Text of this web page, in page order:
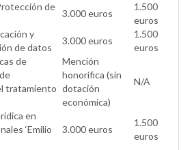
de
3.000 euros
1.500
euros
y
de datos
3.000 euros
1.500
euros
de
tratamiento
Mención
honorífica (sin
dotación
económica)
N/A
en
‘Emilio
3.000 euros
1.500
euros